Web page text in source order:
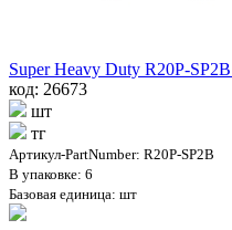
Super Heavy Duty R20P-
код: 26673
шт
тг
Артикул-PartNumber: R20P-SP2B
В упаковке: 6
Базовая единица: шт